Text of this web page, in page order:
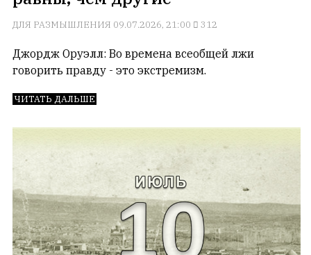
с
душой.
Редакция
не
в
тексты,
кромсает
и
не
искажает
смысл.
ДЛЯ РАЗМЫШЛЕНИЯ 09.07.2026, 21:00 312
Джордж Оруэлл: Во времена всеобщей лжи
говорить правду - это экстремизм.
ЧИТАТЬ ДАЛЬШЕ